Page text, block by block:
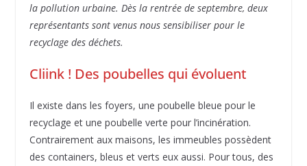
la pollution urbaine. Dès la rentrée de septembre, deux
représentants sont venus nous sensibiliser pour le
recyclage des déchets.
Cliink ! Des poubelles qui évoluent
Il existe dans les foyers, une poubelle bleue pour le
recyclage et une poubelle verte pour l’incinération.
Contrairement aux maisons, les immeubles possèdent
des containers, bleus et verts eux aussi. Pour tous, des